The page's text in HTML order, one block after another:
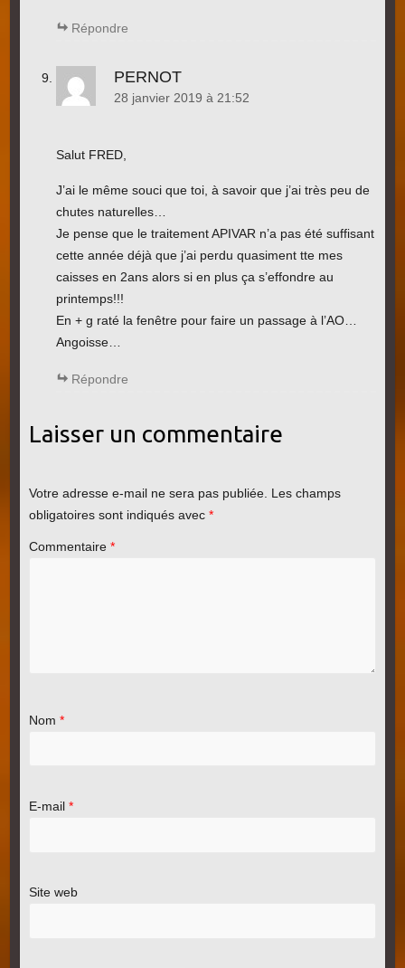
Répondre
PERNOT
28 janvier 2019 à 21:52
Salut FRED,
J’ai le même souci que toi, à savoir que j’ai très peu de
chutes naturelles…
Je pense que le traitement APIVAR n’a pas été suffisant
cette année déjà que j’ai perdu quasiment tte mes
caisses en 2ans alors si en plus ça s’effondre au
printemps!!!
En + g raté la fenêtre pour faire un passage à l’AO…
Angoisse…
Répondre
Laisser un commentaire
Votre adresse e-mail ne sera pas publiée. Les champs
obligatoires sont indiqués avec *
Commentaire *
Nom *
E-mail *
Site web